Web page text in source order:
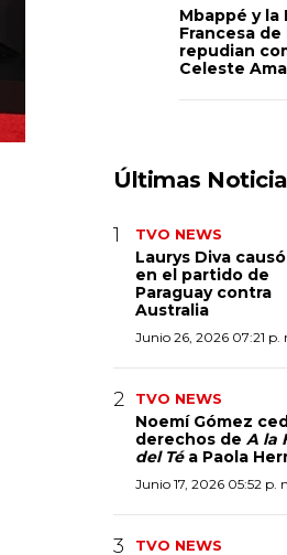
Mbappé y la
Francesa
repudian
Celeste
Últimas
TVO NEWS
Laurys Diva
en el partido de
Paraguay contra
Australia
Junio 26, 2026 07:21 p.
TVO NEWS
Noemí Gómez
derechos de A la
del Té a Paola
Junio 17, 2026 05:52 p.
TVO NEWS